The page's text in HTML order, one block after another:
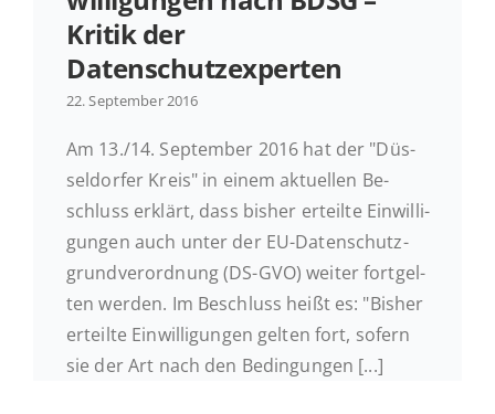
Ak­tu­el­les
Kontakt
Kritik der
Datenschutzexperten
22. Sep­tem­ber 2016
Am 13./14. Sep­tem­ber 2016 hat der "Düs­
sel­dor­fer Kreis" in einem ak­tu­el­len Be­
schluss erklärt, dass bisher er­teil­te Ein­wil­li­
gun­gen auch unter der EU-Da­ten­schutz­
grund­ver­ord­nung (DS-GVO) weiter fort­gel­
ten werden. Im Be­schluss heißt es: "Bisher
er­teil­te Ein­wil­li­gun­gen gelten fort, sofern
sie der Art nach den Bedingungen [...]